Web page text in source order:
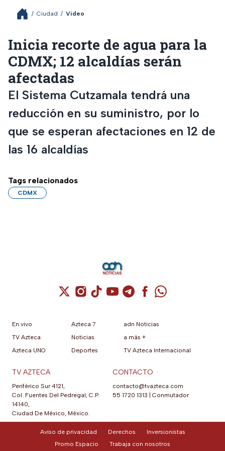
/ Ciudad / Video
Inicia recorte de agua para la
CDMX; 12 alcaldías serán
afectadas
El Sistema Cutzamala tendrá una
reducción en su suministro, por lo
que se esperan afectaciones en 12 de
las 16 alcaldías
Tags relacionados
CDMX
Cuenta de X / Twitter (se abre en una
Cuenta de Instagram (se abre en una
Cuenta de TikTok (se abre en
Cuenta de YouTube (se abre
Cuenta de Telegram (se
Cuenta de
Cuenta de
En vivo
TV Azteca
Azteca UNO
Azteca 7
Noticias
Deportes
adn Noticias
a más +
TV Azteca Internacional
TV AZTECA
Periférico Sur 4121,
Col. Fuentes Del Pedregal, C.P.
14140,
Ciudad De México, México.
CONTACTO
contacto@tvazteca.com
55 1720 1313 | Conmutador
Aviso de privacidad Derechos
Inversionistas
Promo Espacio
Trabaja con nosotros